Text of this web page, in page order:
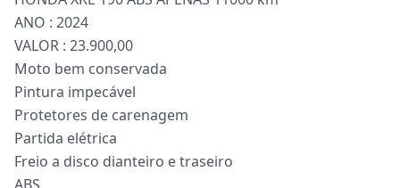
ANO : 2024
VALOR : 23.900,00
Moto bem conservada
Pintura impecável
Protetores de carenagem
Partida elétrica
Freio a disco dianteiro e traseiro